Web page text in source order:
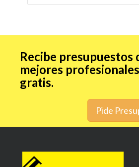
Recibe presupuestos
mejores
gratis.
Pide